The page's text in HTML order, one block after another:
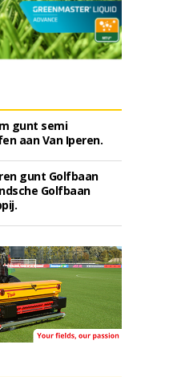
gunt semi
aan Van Iperen.
gunt Golfbaan
Golfbaan